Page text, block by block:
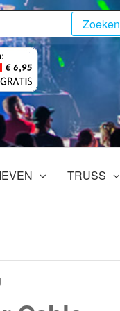
Zoeken
TRUSS